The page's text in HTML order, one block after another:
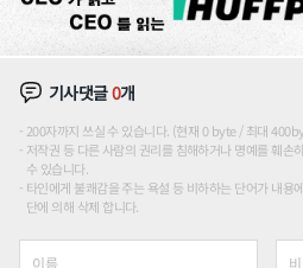
기사댓글0개
200자까지 쓰실 수 있습니다. (현재 0 byte / 최대
저작권 등 다른 사람의 권리를 침해하거나 명예를 훼손
수 있습니다.
타인에게 불쾌감을 주는 욕설 등 비하하는 단어가 내용
단에 의해 삭제 합니다.